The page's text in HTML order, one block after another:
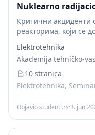
Nuklearno
Критични акциденти
реакторима, који се
плутонијум нађу
они...
Elektrotehnika
Akademija tehničko-
10 stranica
Elektrotehnika,
Objavio studenti.rs·3. jun